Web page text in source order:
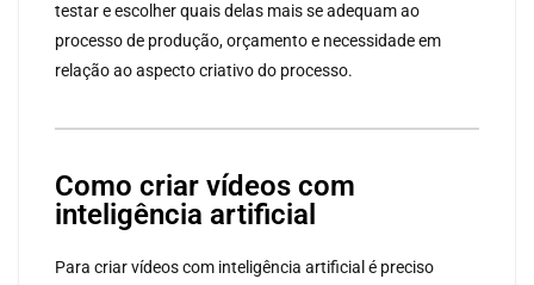
testar e escolher quais delas mais se adequam ao
processo de produção, orçamento e necessidade em
relação ao aspecto criativo do processo.
Como criar vídeos com
inteligência artificial
Para criar vídeos com inteligência artificial é preciso